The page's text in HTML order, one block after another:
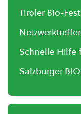
Tiroler Bio-
Schnelle Hilfe
Salzburger